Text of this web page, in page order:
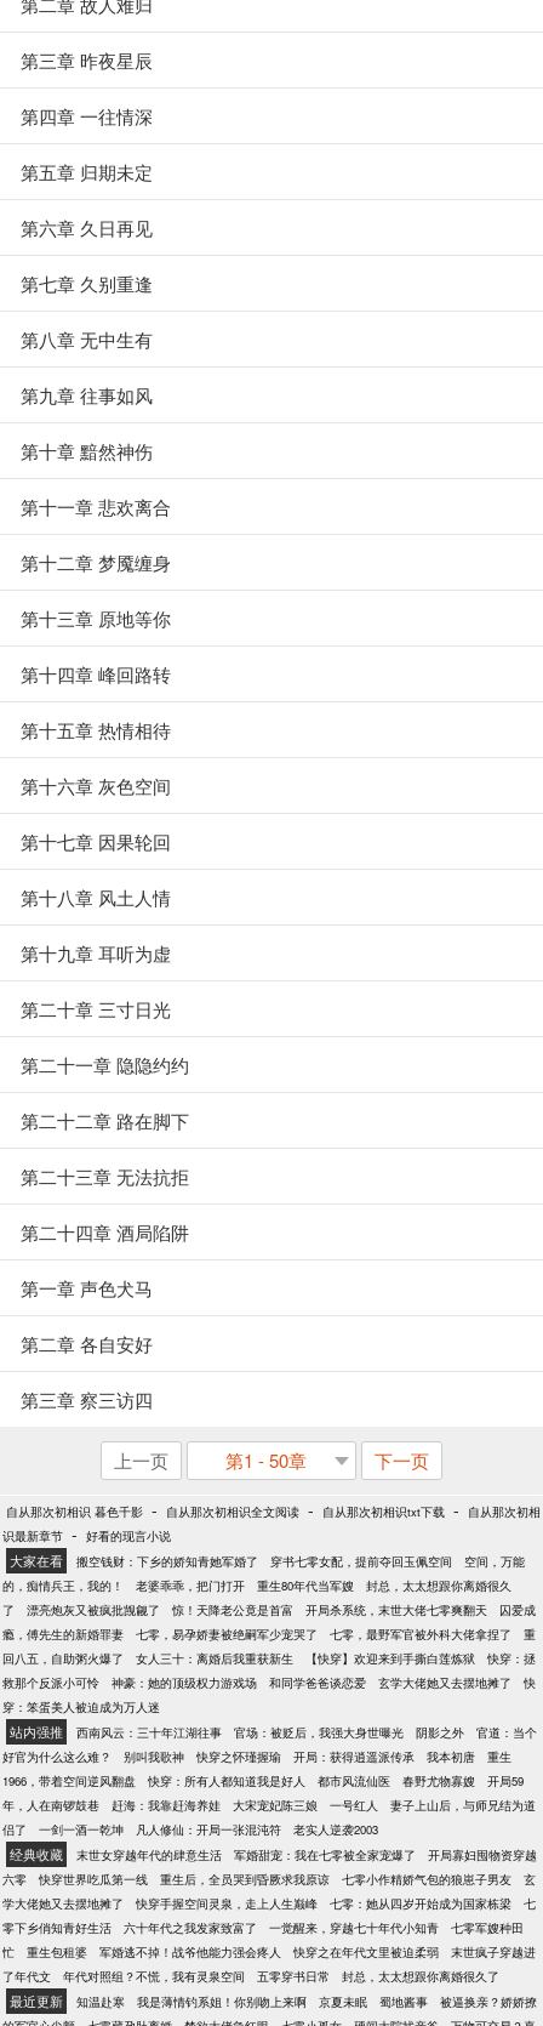
第三章 昨夜星辰
第四章 一往情深
第五章 归期未定
第六章 久日再见
第七章 久别重逢
第八章 无中生有
第九章 往事如风
第十章 黯然神伤
第十一章 悲欢离合
第十二章 梦魇缠身
第十三章 原地等你
第十四章 峰回路转
第十五章 热情相待
第十六章 灰色空间
第十七章 因果轮回
第十八章 风土人情
第十九章 耳听为虚
第二十章 三寸日光
第二十一章 隐隐约约
第二十二章 路在脚下
第二十三章 无法抗拒
第二十四章 酒局陷阱
第一章 声色犬马
第二章 各自安好
第三章 察三访四
上一页 第1 - 50章 下一页
自从那次初相识 暮色千影 - 自从那次初相识全文阅读 - 自从那次初相识txt下载 -
自从那次初相
识最新章节 - 好看的现言小说
大家在看 搬空钱财：下乡的娇知青她军婚了 穿书七零女配，提前夺回玉佩空间
空间，万能
的，痴情兵王，我的！
老婆乖乖，把门打开 重生80年代当军嫂
封总，太太想跟你离婚很久
了
漂亮炮灰又被疯批觊觎了 惊！天降老公竟是首富 开局杀系统，末世大佬七零爽翻天
囚爱成
瘾，傅先生的新婚罪妻
七零，易孕娇妻被绝嗣军少宠哭了 七零，最野军官被外科大佬拿捏了
重
回八五，自助粥火爆了
女人三十：离婚后我重获新生 【快穿】欢迎来到手撕白莲炼狱
快穿：拯
救那个反派小可怜
神豪：她的顶级权力游戏场 和同学爸爸谈恋爱 玄学大佬她又去摆地摊了
快
穿：笨蛋美人被迫成为万人迷
站内强推 西南风云：三十年江湖往事 官场：被贬后，我强大身世曝光 阴影之外
官道：当个
好官为什么这么难？
别叫我歌神 快穿之怀瑾握瑜 开局：获得逍遥派传承 我本初唐
重生
1966，带着空间逆风翻盘
快穿：所有人都知道我是好人 都市风流仙医 春野尤物寡嫂
开局59
年，人在南锣鼓巷
赶海：我靠赶海养娃 大宋宠妃陈三娘 一号红人
妻子上山后，与师兄结为道
侣了
一剑一酒一乾坤 凡人修仙：开局一张混沌符 老实人逆袭2003
经典收藏 末世女穿越年代的肆意生活 军婚甜宠：我在七零被全家宠爆了
开局寡妇囤物资穿越
六零
快穿世界吃瓜第一线 重生后，全员哭到昏厥求我原谅 七零小作精娇气包的狼崽子男友
玄
学大佬她又去摆地摊了
快穿手握空间灵泉，走上人生巅峰 七零：她从四岁开始成为国家栋梁
七
零下乡俏知青好生活
六十年代之我发家致富了 一觉醒来，穿越七十年代小知青
七零军嫂种田
忙
重生包租婆 军婚逃不掉！战爷他能力强会疼人 快穿之在年代文里被迫柔弱
末世疯子穿越进
了年代文
年代对照组？不慌，我有灵泉空间 五零穿书日常 封总，太太想跟你离婚很久了
最近更新 知温赴寒 我是薄情钓系姐！你别吻上来啊 京夏未眠 蜀地酱事
被逼换亲？娇娇撩